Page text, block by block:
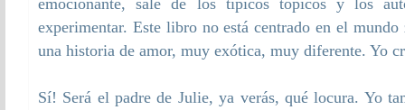
experimentar. Este libro no está centrado en el mundo
una historia de amor, muy exótica, muy diferente. Yo
Sí! Será el padre de Julie, ya verás, qué locura. Yo